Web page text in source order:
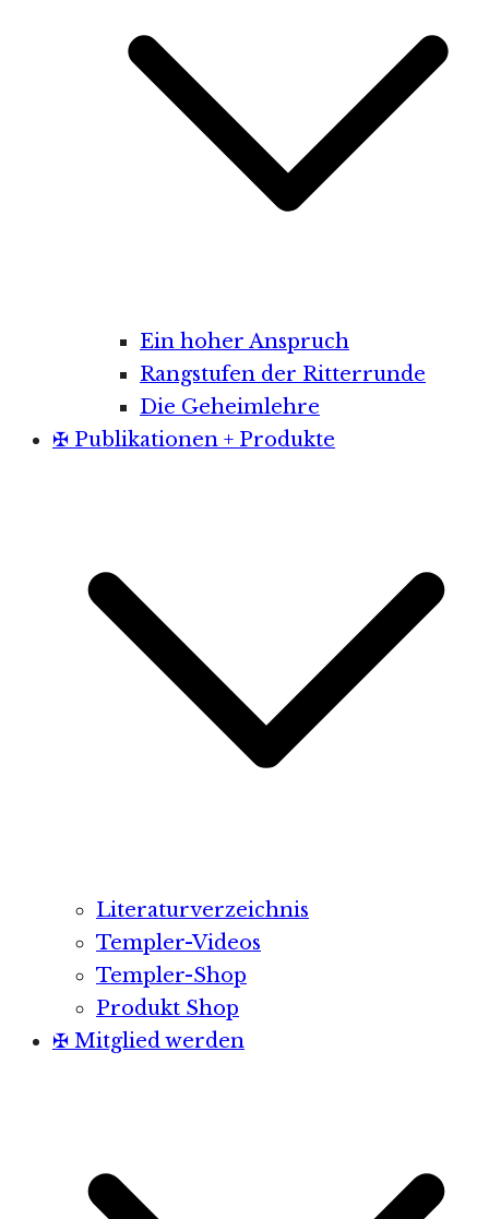
Ein hoher Anspruch
Rangstufen der Ritterrunde
Die Geheimlehre
✠ Publikationen + Produkte
Literaturverzeichnis
Templer-Videos
Templer-Shop
Produkt Shop
✠ Mitglied werden